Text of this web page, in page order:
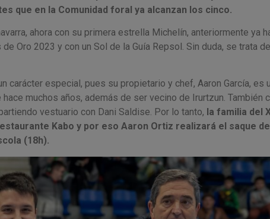
que en la Comunidad foral ya alcanzan los cinco.
ahora con su primera estrella Michelín, anteriormente ya
de Oro 2023 y con un Sol de la Guía Repsol. Sin duda, se trata
carácter especial, pues su propietario y chef, Aaron García, es
muchos años, además de ser vecino de Irurtzun. También
vestuario con Dani Saldise. Por lo tanto, la familia del
Kabo y por eso Aaron Ortiz realizará el saque de
(18h).